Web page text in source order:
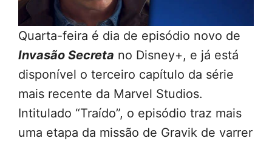
Quarta-feira é dia de episódio novo de
Invasão Secreta no Disney+, e já está
disponível o terceiro capítulo da série
mais recente da Marvel Studios.
Intitulado “Traído”, o episódio traz mais
uma etapa da missão de Gravik de varrer